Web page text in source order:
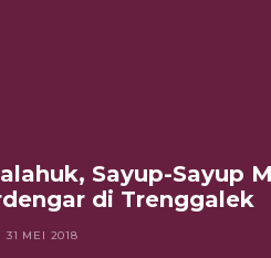
Sayup-Sayup
di Trenggalek
31 MEI 2018